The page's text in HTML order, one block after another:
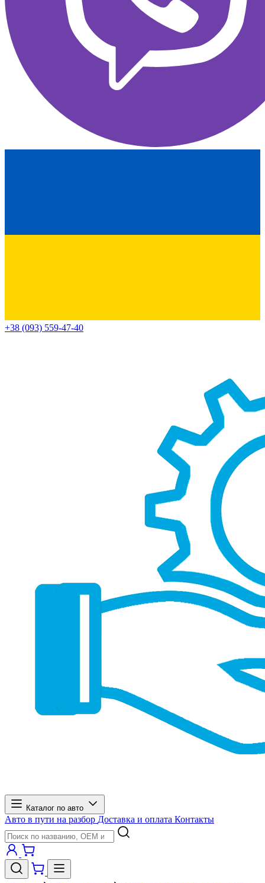
+38 (093) 559-47-40
Каталог по авто
Авто в пути на разбор Доставка и оплата Контакты